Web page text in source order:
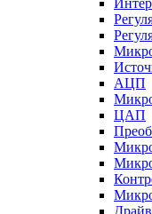
АЦП
ЦАП